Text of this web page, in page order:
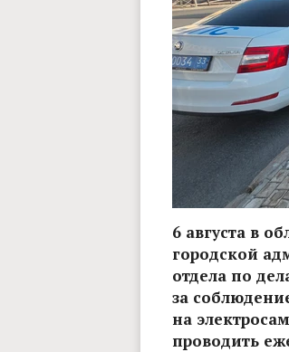
6 августа в
городской
отдела по
за
на
проводить